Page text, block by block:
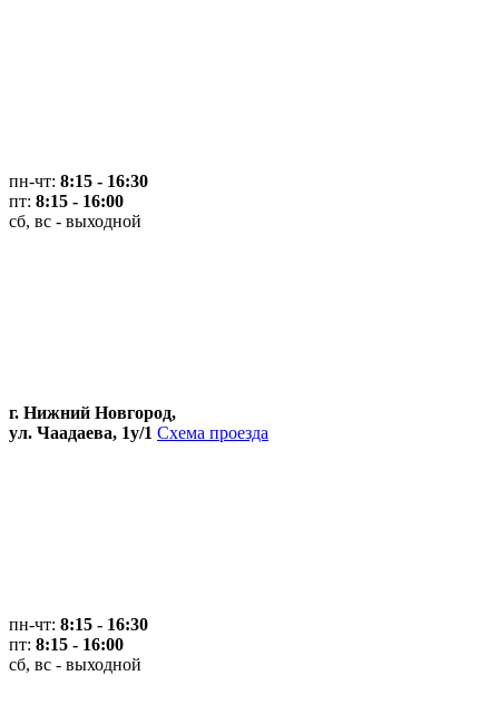
пн-чт: 8:15 - 16:30
пт: 8:15 - 16:00
сб, вс - выходной
г. Нижний Новгород,
ул. Чаадаева, 1у/1 Схема проезда
пн-чт: 8:15 - 16:30
пт: 8:15 - 16:00
сб, вс - выходной